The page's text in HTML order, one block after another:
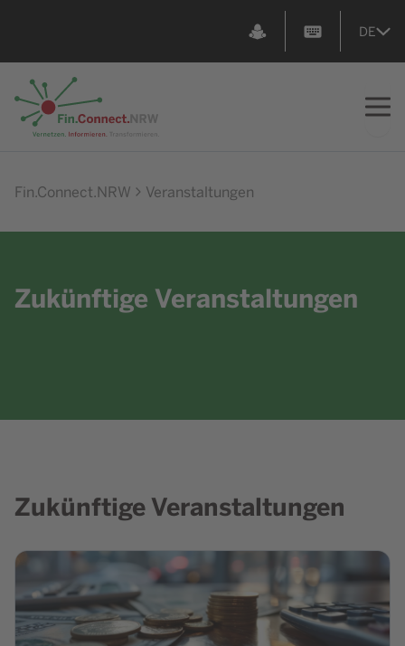
DE
Fin.Connect.NRW Veranstaltungen
Zukünftige Veranstaltungen
Zukünftige Veranstaltungen
Zur Veranstaltung Fin.Connect.NRW-Webinarreihe: Der